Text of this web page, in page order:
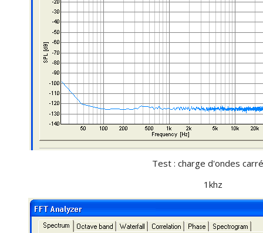
Test : charge d'ondes
1khz